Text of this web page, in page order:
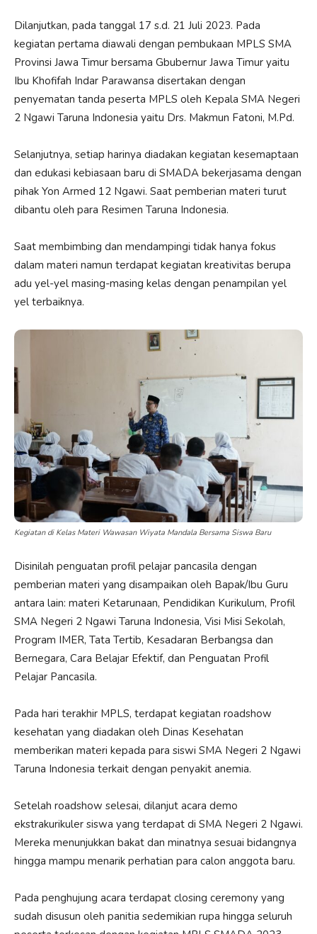
Dilanjutkan, pada tanggal 17 s.d. 21 Juli 2023. Pada
kegiatan pertama diawali dengan pembukaan MPLS SMA
Provinsi Jawa Timur bersama Gbubernur Jawa Timur yaitu
Ibu Khofifah Indar Parawansa disertakan dengan
penyematan tanda peserta MPLS oleh Kepala SMA Negeri
2 Ngawi Taruna Indonesia yaitu Drs. Makmun Fatoni, M.Pd.
Selanjutnya, setiap harinya diadakan kegiatan kesemaptaan
dan edukasi kebiasaan baru di SMADA bekerjasama dengan
pihak Yon Armed 12 Ngawi. Saat pemberian materi turut
dibantu oleh para Resimen Taruna Indonesia.
Saat membimbing dan mendampingi tidak hanya fokus
dalam materi namun terdapat kegiatan kreativitas berupa
adu yel-yel masing-masing kelas dengan penampilan yel
yel terbaiknya.
Kegiatan di Kelas Materi Wawasan Wiyata Mandala Bersama Siswa Baru
Disinilah penguatan profil pelajar pancasila dengan
pemberian materi yang disampaikan oleh Bapak/Ibu Guru
antara lain: materi Ketarunaan, Pendidikan Kurikulum, Profil
SMA Negeri 2 Ngawi Taruna Indonesia, Visi Misi Sekolah,
Program IMER, Tata Tertib, Kesadaran Berbangsa dan
Bernegara, Cara Belajar Efektif, dan Penguatan Profil
Pelajar Pancasila.
Pada hari terakhir MPLS, terdapat kegiatan roadshow
kesehatan yang diadakan oleh Dinas Kesehatan
memberikan materi kepada para siswi SMA Negeri 2 Ngawi
Taruna Indonesia terkait dengan penyakit anemia.
Setelah roadshow selesai, dilanjut acara demo
ekstrakurikuler siswa yang terdapat di SMA Negeri 2 Ngawi.
Mereka menunjukkan bakat dan minatnya sesuai bidangnya
hingga mampu menarik perhatian para calon anggota baru.
Pada penghujung acara terdapat closing ceremony yang
sudah disusun oleh panitia sedemikian rupa hingga seluruh